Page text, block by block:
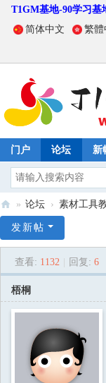
T1GM基地-90学习基
简体中文
繁體
门户 论坛 新
1
» 论坛 › 素材工具
发新帖
查看: 1132 回复: 6
梧桐